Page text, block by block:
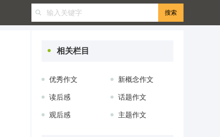
相关栏目
优秀作文 新概念作文
读后感 话题作文
观后感 主题作文